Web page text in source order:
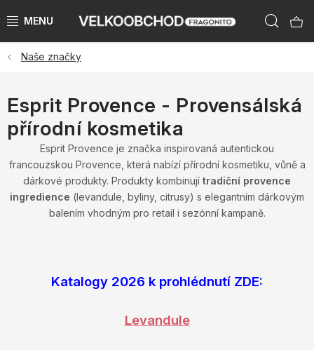
na
NAŠE ZNAČKY
PŘEDPRODEJ VÁNOCE 2026
NOVINKY 2026
KATEGORIE
ZNAČKY PODLE ZEMÍ
KATALOGY
Naše značky
Esprit Provence - Provensálská
přírodní kosmetika
Esprit Provence je značka inspirovaná autentickou
francouzskou Provence, která nabízí přírodní kosmetiku, vůně a
dárkové produkty. Produkty kombinují tradiční provence
ingredience (levandule, byliny, citrusy) s elegantním dárkovým
balením vhodným pro retail i sezónní kampaně.
Katalogy 2026 k prohlédnutí ZDE:
Levandule